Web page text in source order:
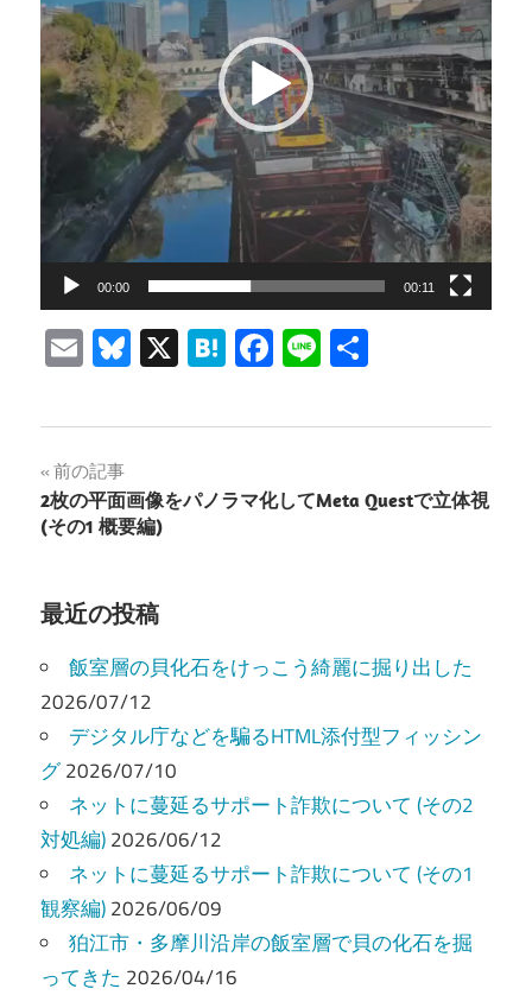
ー
ヤ
ー
00:00 00:11
EmailBluesky
X Hatena
Facebook
Line
投
稿
ビ
ゲ
ー
シ
ョ
ン
前の記事
2枚の平面画像をパノラマ化してMeta Questで立体視
(その1 概要編)
最近の投稿
飯室層の貝化石をけっこう綺麗に掘り出した
2026/07/12
デジタル庁などを騙るHTML添付型フィッシン
グ2026/07/10
ネットに蔓延るサポート詐欺について (その2
対処編)2026/06/12
ネットに蔓延るサポート詐欺について (その1
観察編)2026/06/09
狛江市・多摩川沿岸の飯室層で貝の化石を掘
ってきた 2026/04/16